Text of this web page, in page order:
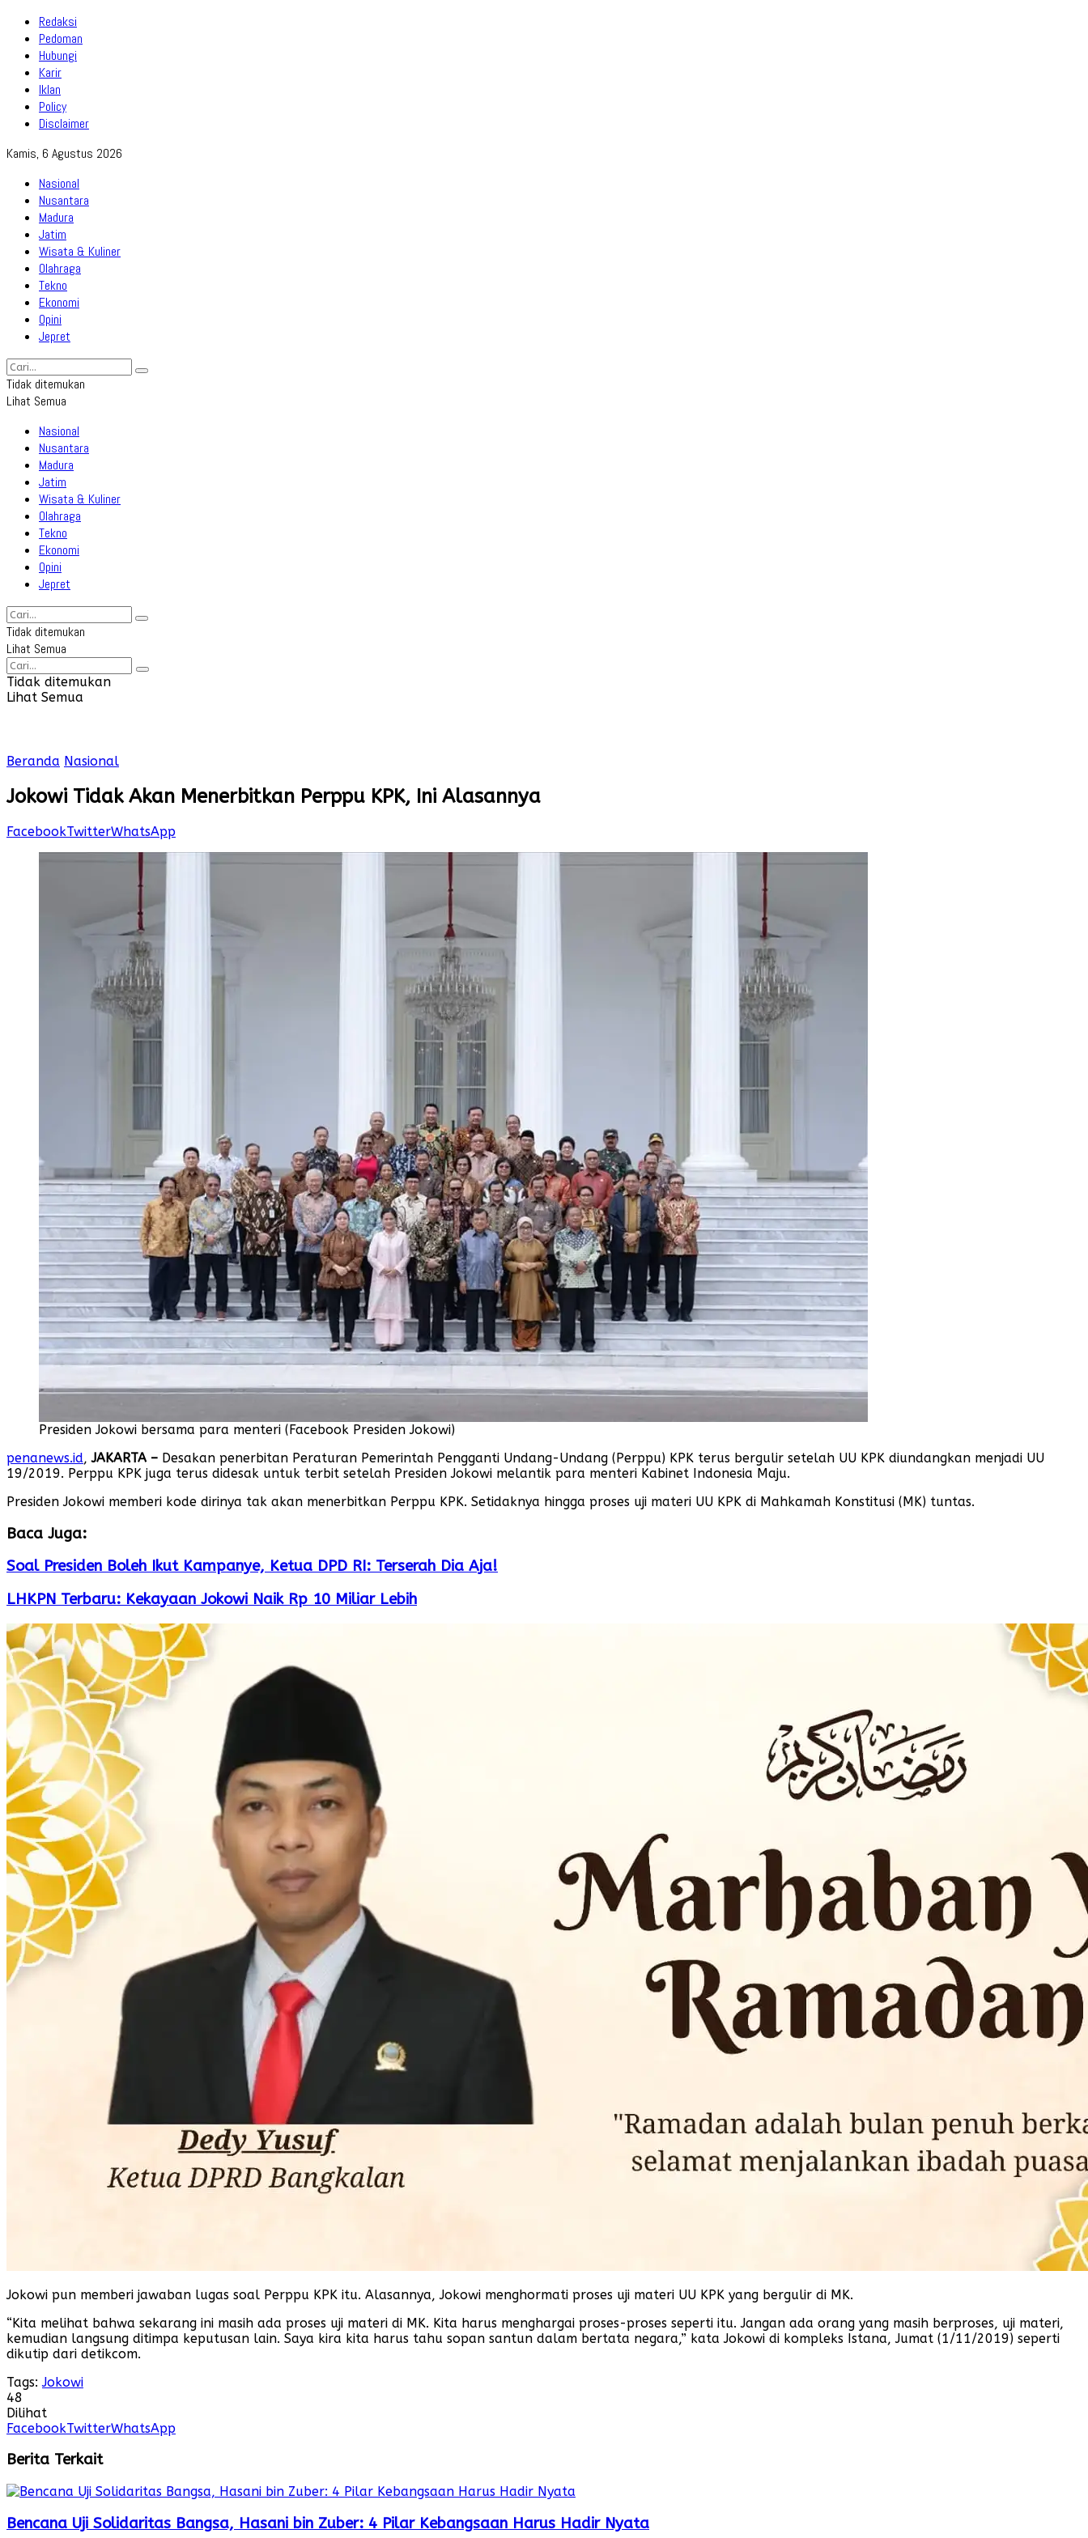
Redaksi
Pedoman
Hubungi
Karir
Iklan
Policy
Disclaimer
Kamis, 6 Agustus 2026
Nasional
Nusantara
Madura
Jatim
Wisata & Kuliner
Olahraga
Tekno
Ekonomi
Opini
Jepret
Tidak ditemukan
Lihat Semua
Nasional
Nusantara
Madura
Jatim
Wisata & Kuliner
Olahraga
Tekno
Ekonomi
Opini
Jepret
Tidak ditemukan
Lihat Semua
Tidak ditemukan
Lihat Semua
Beranda Nasional
Jokowi Tidak Akan Menerbitkan Perppu KPK, Ini Alasannya
FacebookTwitterWhatsApp
Presiden Jokowi bersama para menteri (Facebook Presiden Jokowi)
penanews.id,JAKARTA – Desakan penerbitan Peraturan Pemerintah Pengganti Undang-Undang (Perppu) KPK terus bergulir setelah UU KPK diundangkan menjadi UU
19/2019. Perppu KPK juga terus didesak untuk terbit setelah Presiden Jokowi melantik para menteri Kabinet Indonesia Maju.
Presiden Jokowi memberi kode dirinya tak akan menerbitkan Perppu KPK. Setidaknya hingga proses uji materi UU KPK di Mahkamah Konstitusi (MK) tuntas.
Baca Juga:
Soal Presiden Boleh Ikut Kampanye, Ketua DPD RI: Terserah Dia Aja!
LHKPN Terbaru: Kekayaan Jokowi Naik Rp 10 Miliar Lebih
Jokowi pun memberi jawaban lugas soal Perppu KPK itu. Alasannya, Jokowi menghormati proses uji materi UU KPK yang bergulir di MK.
“Kita melihat bahwa sekarang ini masih ada proses uji materi di MK. Kita harus menghargai proses-proses seperti itu. Jangan ada orang yang masih berproses, uji materi,
kemudian langsung ditimpa keputusan lain. Saya kira kita harus tahu sopan santun dalam bertata negara,” kata Jokowi di kompleks Istana, Jumat (1/11/2019) seperti
dikutip dari detikcom.
Tags: Jokowi
48
Dilihat
FacebookTwitterWhatsApp
Berita Terkait
Bencana Uji Solidaritas Bangsa, Hasani bin Zuber: 4 Pilar Kebangsaan Harus Hadir Nyata